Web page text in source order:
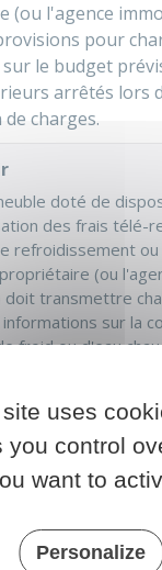
(ou l'agence
pour
le budget
arrêtés lors
charges.
doté de
des frais télé-
refroidissement ou
(ou
doit transmettre
sur la
froid ou d'eau
et
être
comparant :
des provisions
uses
you control
want to
Personalize